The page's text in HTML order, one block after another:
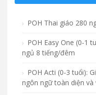
POH Thai giáo 280
POH Easy One (0-1
ngủ 8 tiếng/đêm
POH Acti (0-3 tuổi):
ngôn ngữ toàn diện